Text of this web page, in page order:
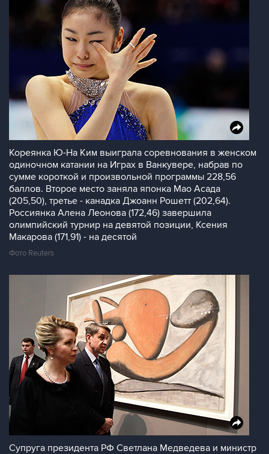
Кореянка Ю-На Ким выиграла соревнования в женском
одиночном катании на Играх в Ванкувере, набрав по
сумме короткой и произвольной программы 228,56
баллов. Второе место заняла японка Мао Асада
(205,50), третье - канадка Джоанн Рошетт (202,64).
Россиянка Алена Леонова (172,46) завершила
олимпийский турнир на девятой позиции, Ксения
Макарова (171,91) - на десятой
Фото Reuters
Супруга президента РФ Светлана Медведева и министр